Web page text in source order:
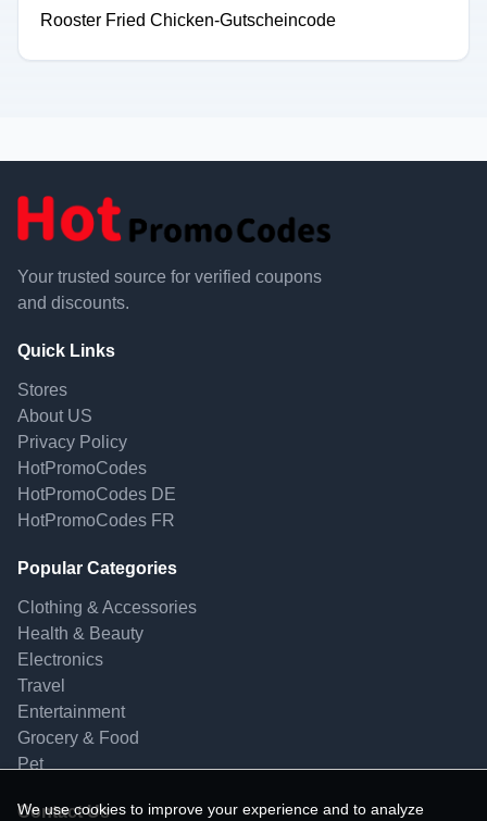
Rooster Fried Chicken-Gutscheincode
Your trusted source for verified coupons
and discounts.
Quick Links
Stores
About US
Privacy Policy
HotPromoCodes
HotPromoCodes DE
HotPromoCodes FR
Popular Categories
Clothing & Accessories
Health & Beauty
Electronics
Travel
Entertainment
Grocery & Food
Pet
Contact Us
We use cookies to improve your experience and to analyze